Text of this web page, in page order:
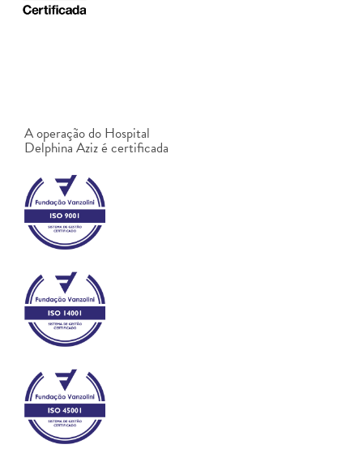
A operação do Hospital
Delphina Aziz é certificada